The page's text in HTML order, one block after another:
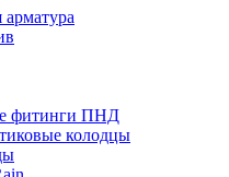
фитинги ПНД
колодцы